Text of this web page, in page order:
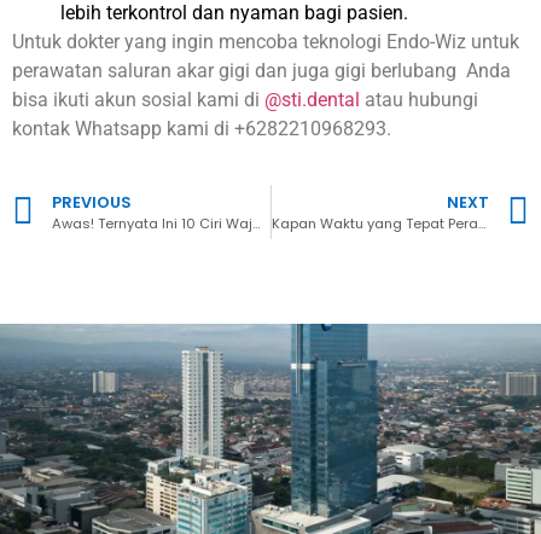
lebih terkontrol dan nyaman bagi pasien.
Untuk dokter yang ingin mencoba teknologi Endo-Wiz untuk
perawatan saluran akar gigi dan juga gigi berlubang Anda
bisa ikuti akun sosial kami di @sti.dental atau hubungi
kontak Whatsapp kami di +6282210968293.
PREVIOUS
Awas! Ternyata Ini 10 Ciri Wajah Kekurangan Kolagen
NEXT
Kapan Waktu yang Tepat Perawatan Anti Aging?